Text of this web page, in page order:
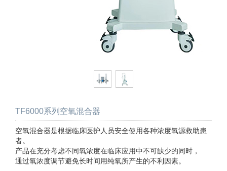
TF6000系列空氧混合器
空氧混合器是根据临床医护人员安全使用各种浓度氧源救助患
者。
产品在充分考虑不同氧浓度在临床应用中不可缺少的同时，
通过氧浓度调节避免长时间用纯氧所产生的不利因素。